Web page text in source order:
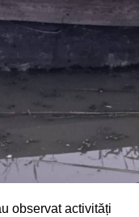
din Drochia, cât și
au contribuit la
observat activități